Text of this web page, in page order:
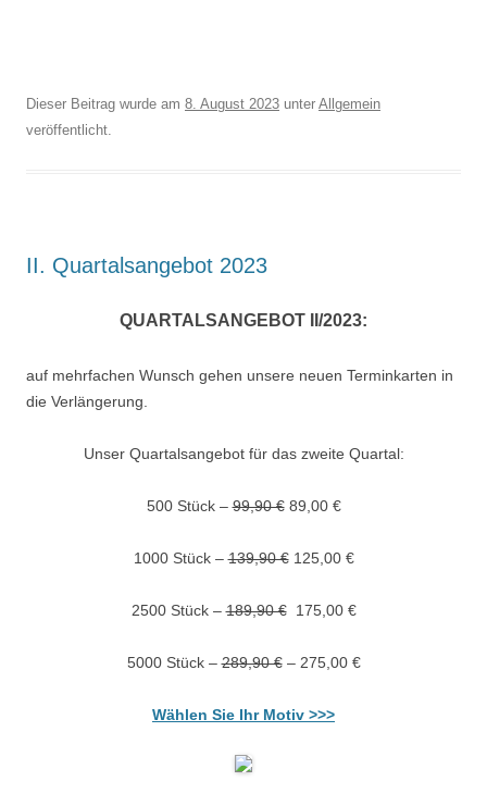
Dieser Beitrag wurde am 8. August 2023 unter Allgemein
veröffentlicht.
II. Quartalsangebot 2023
QUARTALSANGEBOT II/2023:
auf mehrfachen Wunsch gehen unsere neuen Terminkarten in
die Verlängerung.
Unser Quartalsangebot für das zweite Quartal:
500 Stück –99,90 €89,00 €
1000 Stück –139,90 €125,00 €
2500 Stück –189,90 €175,00 €
5000 Stück –289,90 €– 275,00 €
Wählen Sie Ihr Motiv >>>